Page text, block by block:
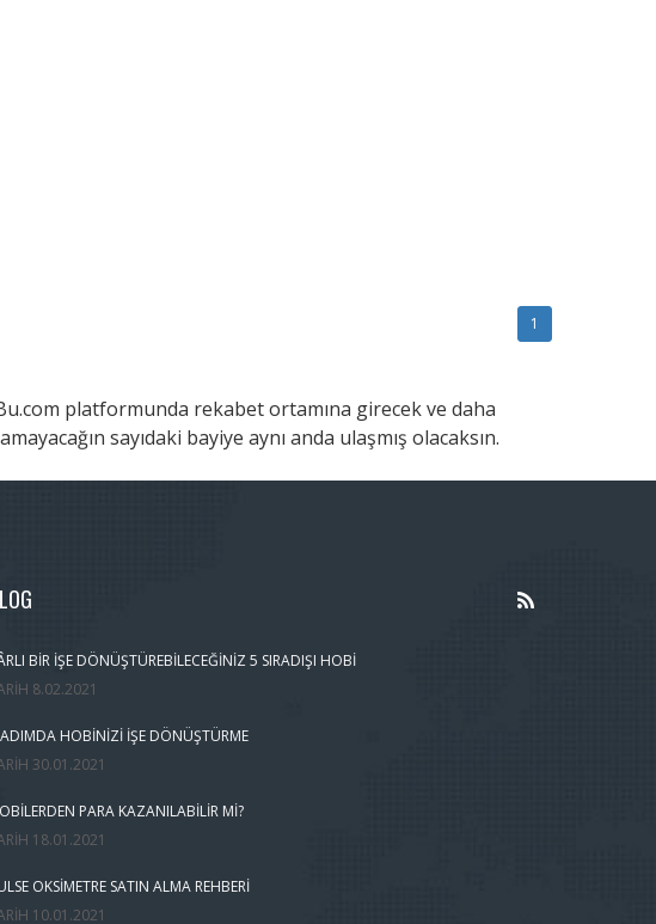
1
platformunda rekabet ortamına girecek ve daha
sayıdaki bayiye aynı anda ulaşmış olacaksın.
BIR İŞE DÖNÜŞTÜREBILECEĞINIZ 5 SIRADIŞI HOBI
8.02.2021
HOBINIZI İŞE DÖNÜŞTÜRME
30.01.2021
PARA KAZANILABILIR MI?
18.01.2021
OKSIMETRE SATIN ALMA REHBERI
10.01.2021